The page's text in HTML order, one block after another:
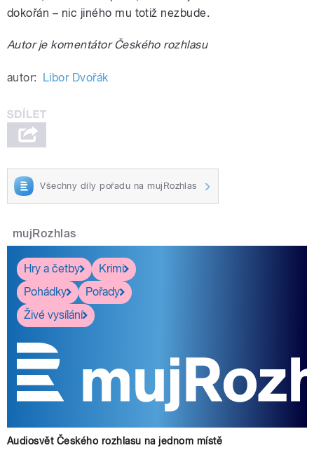
dokořán – nic jiného mu totiž nezbude.
Autor je komentátor Českého rozhlasu
autor: Libor Dvořák
Všechny díly pořadu na mujRozhlas
mujRozhlas
Hry a četby
Krimi
Pohádky
Pořady
Živé vysílání
Audiosvět Českého rozhlasu na jednom místě